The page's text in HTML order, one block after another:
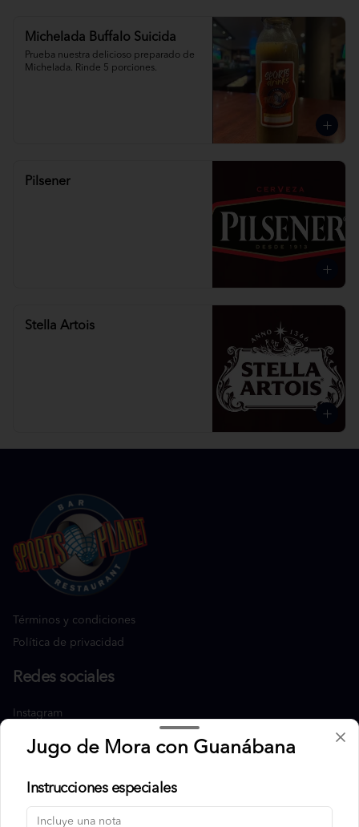
Michelada Buffalo Suicida
Prueba nuestra delicioso preparado de
Michelada. Rinde 5 porciones.
Pilsener
Stella Artois
Términos y condiciones
Política de privacidad
Redes sociales
Instagram
Mi cuenta
Jugo de Mora con Guanábana
Instrucciones especiales